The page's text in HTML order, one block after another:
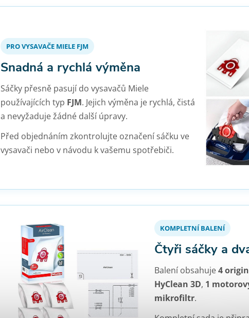
PRO VYSAVAČE MIELE FJM
Snadná a rychlá výměna
Sáčky přesně pasují do vysavačů Miele
používajících typ FJM. Jejich výměna je rychlá, čistá
a nevyžaduje žádné další úpravy.
Před objednáním zkontrolujte označení sáčku ve
vysavači nebo v návodu k vašemu spotřebiči.
KOMPLETNÍ BALENÍ
Čtyři sáčky a
Balení obsahuje4
HyClean 3D, 1
mikrofiltr.